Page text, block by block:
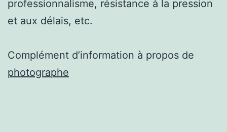
professionnalisme, résistance à la pression
et aux délais, etc.
Complément d’information à propos de
photographe